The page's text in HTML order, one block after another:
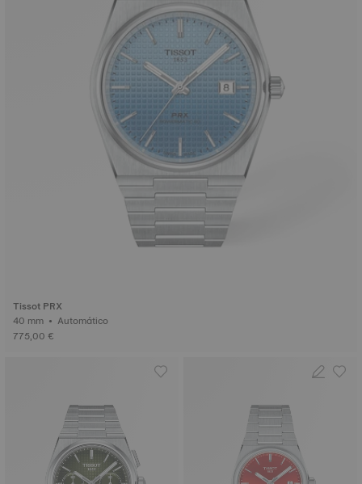
Tissot PRX
40 mm • Automático
775,00 €